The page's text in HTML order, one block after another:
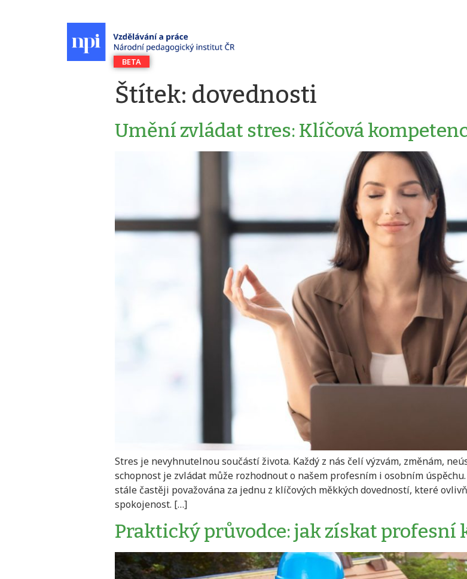
Štítek: dovednosti
Umění zvládat stres: Klíčová
Stres je nevyhnutelnou součástí života. Každý z nás čelí výzvám, změnám,
schopnost je zvládat může rozhodnout o našem profesním i osobním
stále častěji považována za jednu z klíčových měkkých dovedností, které
spokojenost. […]
Praktický průvodce: jak získat profesní